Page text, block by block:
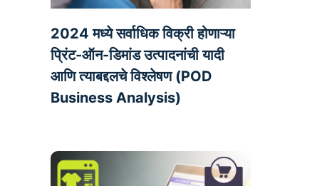
2024 मध्ये सर्वाधिक विक्री होणाऱ्या
प्रिंट-ऑन-डिमांड उत्पादनांची यादी
आणि त्याबद्दलचे विश्लेषण (POD
Business Analysis)